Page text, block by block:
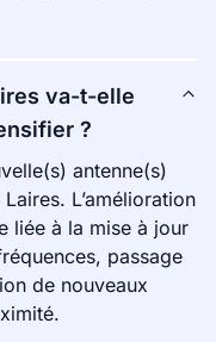
va-t-elle
?
antenne(s)
L’amélioration
liée à la mise à jour
passage
de nouveaux